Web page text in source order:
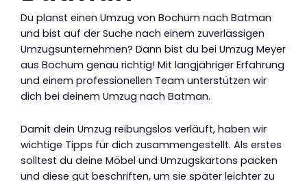
Du planst einen Umzug von Bochum nach Batman
und bist auf der Suche nach einem zuverlässigen
Umzugsunternehmen? Dann bist du bei Umzug Meyer
aus Bochum genau richtig! Mit langjähriger Erfahrung
und einem professionellen Team unterstützen wir
dich bei deinem Umzug nach Batman.
Damit dein Umzug reibungslos verläuft, haben wir
wichtige Tipps für dich zusammengestellt. Als erstes
solltest du deine Möbel und Umzugskartons packen
und diese gut beschriften, um sie später leichter zu